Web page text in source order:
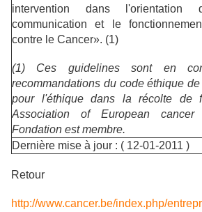
intervention dans
communication et le
contre le Cancer». (1)
(1) Ces guidelines sont en
recommandations du code éthique
pour l'éthique dans la récolte de
Association of European
Fondation est membre.
Dernière mise à jour : ( 12-01-2011 )
Retour
http://www.cancer.be/index.php/